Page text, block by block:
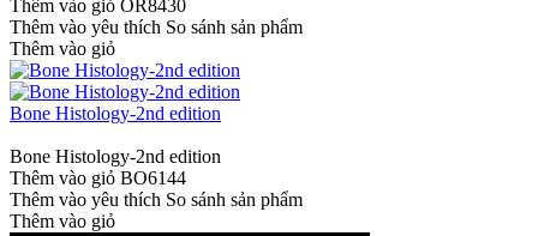
Thêm vào giỏ OR8430
Thêm vào yêu thích So sánh sản phẩm
Thêm vào giỏ
Bone Histology-2nd edition
Bone Histology-2nd edition
Thêm vào giỏ BO6144
Thêm vào yêu thích So sánh sản phẩm
Thêm vào giỏ